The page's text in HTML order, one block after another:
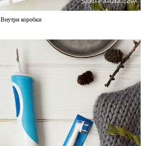
Внутри коробки